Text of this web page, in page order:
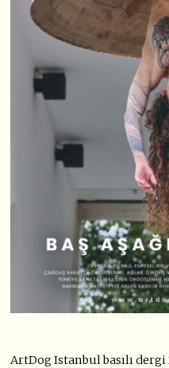
ArtDog Istanbul basılı dergi